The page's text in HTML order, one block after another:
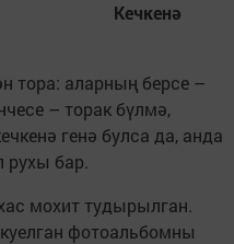
Кечкенә
тора: аларның берсе –
– торак бүлмә,
генә булса да, анда
рухы бар.
мохит тудырылган.
фотоальбомны